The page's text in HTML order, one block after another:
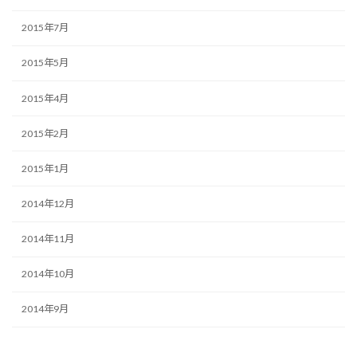
2015年7月
2015年5月
2015年4月
2015年2月
2015年1月
2014年12月
2014年11月
2014年10月
2014年9月